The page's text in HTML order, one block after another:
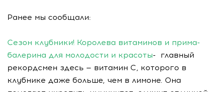
Ранее мы сообщали:
Сезон клубники! Королева витаминов и прима-
балерина для молодости и красоты- главный
рекордсмен здесь — витамин С, которого в
клубнике даже больше, чем в лимоне. Она